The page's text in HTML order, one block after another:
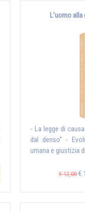
L’uomo
- La legge di
dal denso" -
umana e giustizia
€ 12,00 €